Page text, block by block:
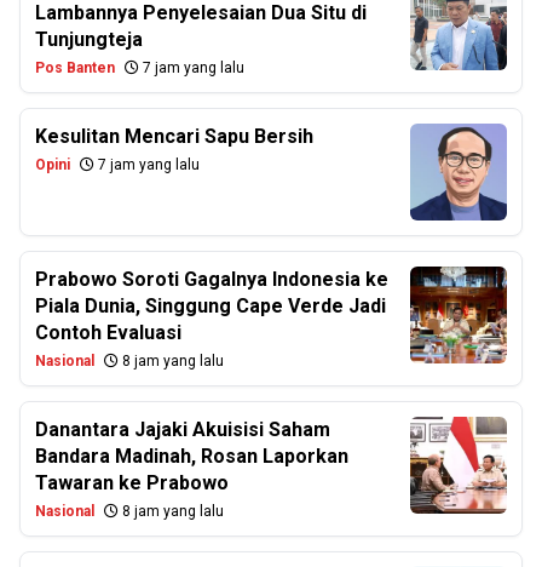
Lambannya Penyelesaian Dua Situ di
Tunjungteja
Pos Banten 7 jam yang lalu
Kesulitan Mencari Sapu Bersih
Opini 7 jam yang lalu
Prabowo Soroti Gagalnya Indonesia ke
Piala Dunia, Singgung Cape Verde Jadi
Contoh Evaluasi
Nasional 8 jam yang lalu
Danantara Jajaki Akuisisi Saham
Bandara Madinah, Rosan Laporkan
Tawaran ke Prabowo
Nasional 8 jam yang lalu